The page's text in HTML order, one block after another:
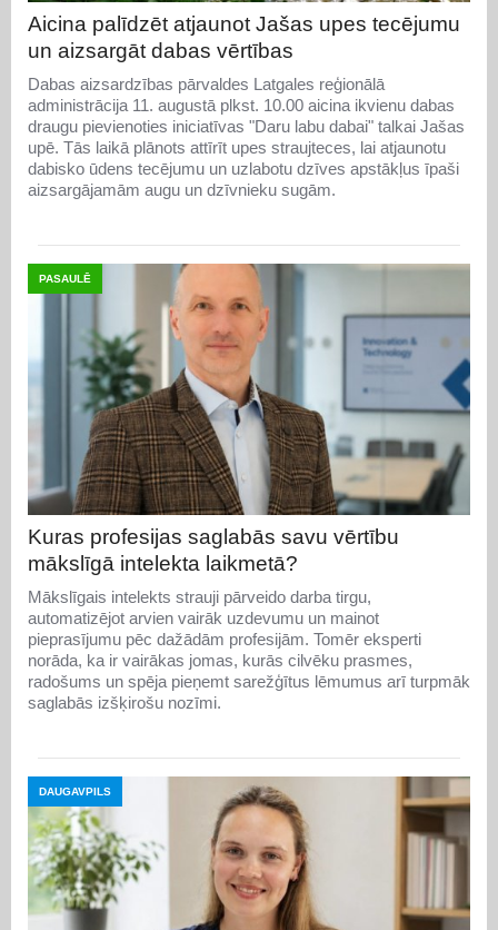
Aicina palīdzēt atjaunot Jašas upes tecējumu
un aizsargāt dabas vērtības
Dabas aizsardzības pārvaldes Latgales reģionālā
administrācija 11. augustā plkst. 10.00 aicina ikvienu dabas
draugu pievienoties iniciatīvas "Daru labu dabai" talkai Jašas
upē. Tās laikā plānots attīrīt upes straujteces, lai atjaunotu
dabisko ūdens tecējumu un uzlabotu dzīves apstākļus īpaši
aizsargājamām augu un dzīvnieku sugām.
PASAULĒ
Kuras profesijas saglabās savu vērtību
mākslīgā intelekta laikmetā?
Mākslīgais intelekts strauji pārveido darba tirgu,
automatizējot arvien vairāk uzdevumu un mainot
pieprasījumu pēc dažādām profesijām. Tomēr eksperti
norāda, ka ir vairākas jomas, kurās cilvēku prasmes,
radošums un spēja pieņemt sarežģītus lēmumus arī turpmāk
saglabās izšķirošu nozīmi.
DAUGAVPILS